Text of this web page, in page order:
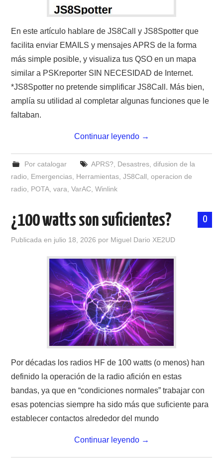
LITERATURA DE LA RADIO
MIEMBROS ORIGINALES
MODOS DIGITALES
NUESTRAS ACTIVIDADES !
RADIOAFICIONADOS EN MEXICO
SALÓN DE LA FAMA DEL CRECJ
SOLICITUD DE INGRESO
SOTA Y POTA
WAVELOG
AUTENTIFICACIÓN DE MIEMBROS DEL
CRECJ
MUMLA APP ( MUY FÁCIL )
En este artículo hablare de JS8Call y JS8Spotter que
facilita enviar EMAILS y mensajes APRS de la forma
más simple posible, y visualiza tus QSO en un mapa
similar a PSKreporter SIN NECESIDAD de Internet.
*JS8Spotter no pretende simplificar JS8Call. Más bien,
amplía su utilidad al completar algunas funciones que le
faltaban.
Continuar leyendo →
Por catalogar APRS?, Desastres, difusion de la
radio, Emergencias, Herramientas,JS8Call,operacion de
radio, POTA,vara,VarAC,Winlink
0
¿100 watts son suficientes?
Publicada en julio 18, 2026 por Miguel Dario XE2UD
Por décadas los radios HF de 100 watts (o menos) han
definido la operación de la radio afición en estas
bandas, ya que en “condiciones normales” trabajar con
esas potencias siempre ha sido más que suficiente para
establecer contactos alrededor del mundo
Continuar leyendo →